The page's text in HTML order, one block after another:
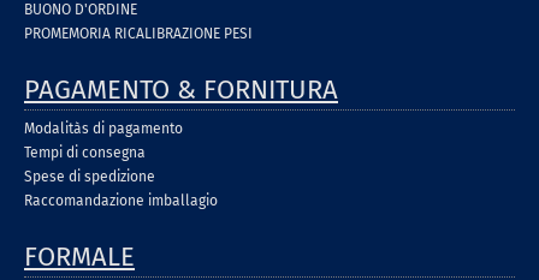
BUONO D'ORDINE
PROMEMORIA RICALIBRAZIONE PESI
PAGAMENTO & FORNITURA
Modalitàs di pagamento
Tempi di consegna
Spese di spedizione
Raccomandazione imballagio
FORMALE